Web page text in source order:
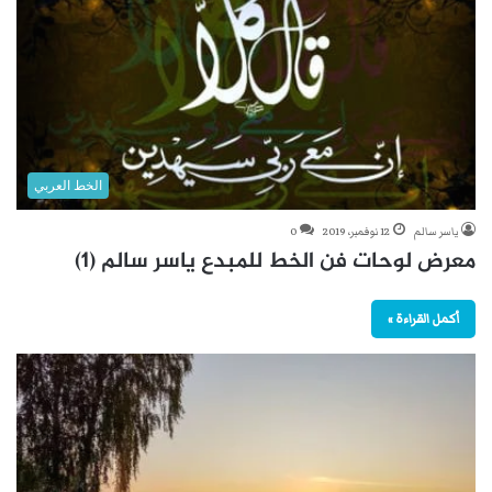
الخط العربي
ياسر سالم 12 نوفمبر، 2019 0
معرض لوحات فن الخط للمبدع ياسر سالم (1)
أكمل القراءة »